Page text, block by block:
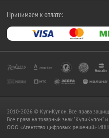
Принимаем к оплате:
2010-2026 © КупиКупон. Все права
Все права на товарный знак "КупиКупон"
OOO «Агентство цифровых решений»